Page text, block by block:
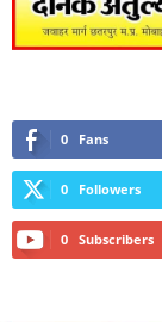
0 Fans
0 Followers
0 Subscribers